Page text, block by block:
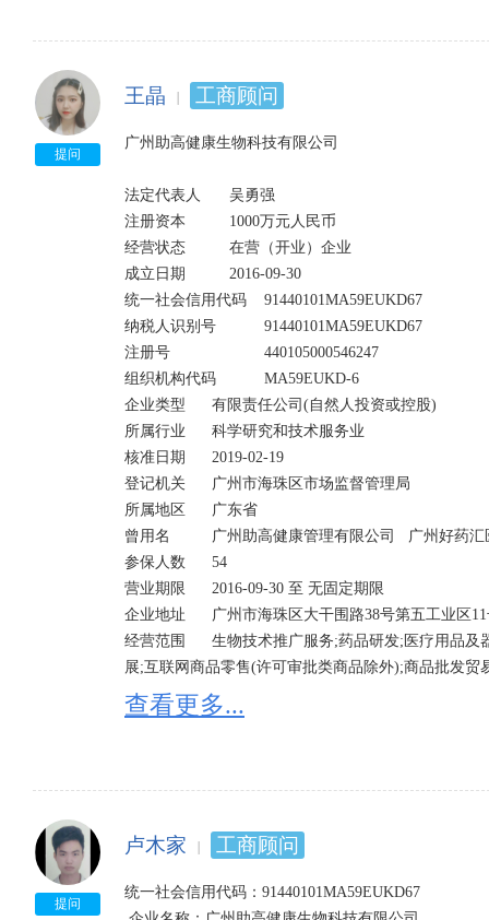
规禁止经营的项目不得经营);健康科学项目研究成果
法律法规禁止经营的项目不得经营);软件批发;软件开
术推广服务;医疗技术推广服务;货物进出口(专营专控
询、医学心理训练、医学心理辅导等医疗行为);美容
技术咨询;体育运动咨询服务;大型活动组织策划服务(
艺术节、电影节及公益演出、展览等,需专项审批的
估;许可类医疗器械经营;预包装食品零售;预包装食品
证》为准);保健食品零售(具体经营项目以《食品经营
提问
王晶 工商顾问
广州助高健康生物科技有限公司
法定代表人	吴勇强
注册资本	        1000万元人民币
经营状态	        在营（开业）企业
成立日期	        2016-09-30
统一社会信用代码	91440101MA59EUKD67
纳税人识别号	        91440101MA59EUKD67
注册号	                440105000546247
组织机构代码     	MA59EUKD-6
企业类型	    有限责任公司(自然人投资或控股)
所属行业	    科学研究和技术服务业
核准日期	    2019-02-19
登记机关	    广州市海珠区市场监督管理局
所属地区	    广东省
曾用名	    广州助高健康管理有限公司   广州好药汇医药科技有限公司
参保人数	    54
营业期限	    2016-09-30 至 无固定期限
企业地址	    广州市海珠区大干围路38号第五工业区11号楼第五层504室(仅限办公用途,不可作厂房使用)
经营范围	    生物技术推广服务;药品研发;医疗用品及器材零售(不含药品及医疗器械);医学研究和试验发
展;互联网商品零售(许可审批类商品除外);商品批发
术的研究、开发;营养健康咨询服务;健康科学项目研
可审批类商品除外);互联网商品销售(许可审批类商品
务;生物产品的研发(不含许可经营项目);医疗技术研
医学心理咨询、医学心理训练、医学心理辅导等医疗
查看更多...
提问
卢木家 工商顾问
统一社会信用代码：91440101MA59EUKD67